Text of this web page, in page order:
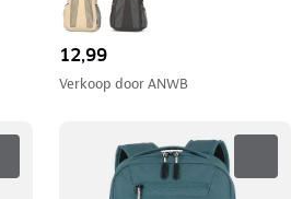
12,99
Verkoop doorANWB